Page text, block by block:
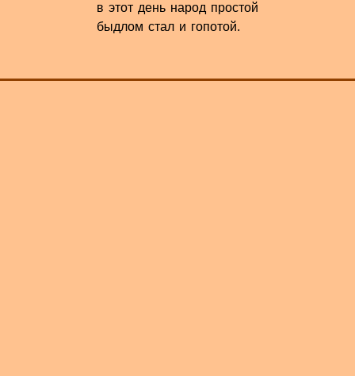
в этот день народ простой
быдлом стал и гопотой.